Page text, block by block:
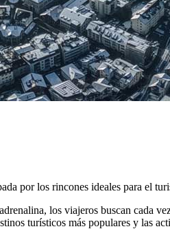
por los rincones ideales para el
los viajeros buscan cada
turísticos más populares y las